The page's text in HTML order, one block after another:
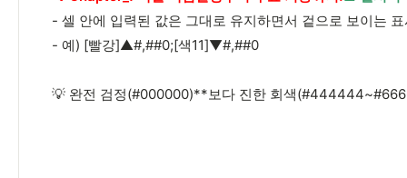
- 셀 안에 입력된 값은 그대로 유지하면서 겉으로 보이는
- 예) [빨강]▲#,##0;[색11]▼#,##0
💡 완전 검정(#000000)**보다 진한 회색